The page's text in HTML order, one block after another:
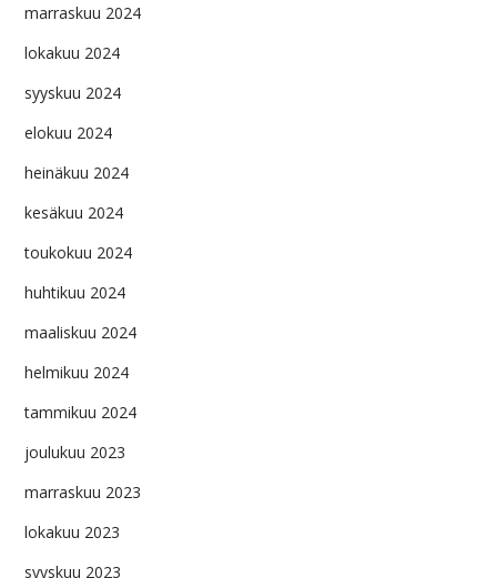
marraskuu 2024
lokakuu 2024
syyskuu 2024
elokuu 2024
heinäkuu 2024
kesäkuu 2024
toukokuu 2024
huhtikuu 2024
maaliskuu 2024
helmikuu 2024
tammikuu 2024
joulukuu 2023
marraskuu 2023
lokakuu 2023
syyskuu 2023